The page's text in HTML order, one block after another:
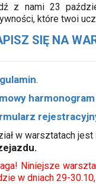
z nami 23
które twoi
SIĘ NA
.
w warsztatach jest
Niniejsze
w dniach 29-